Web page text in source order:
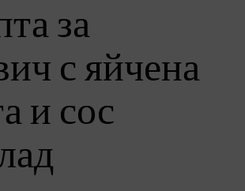
за
с яйчена
и сос